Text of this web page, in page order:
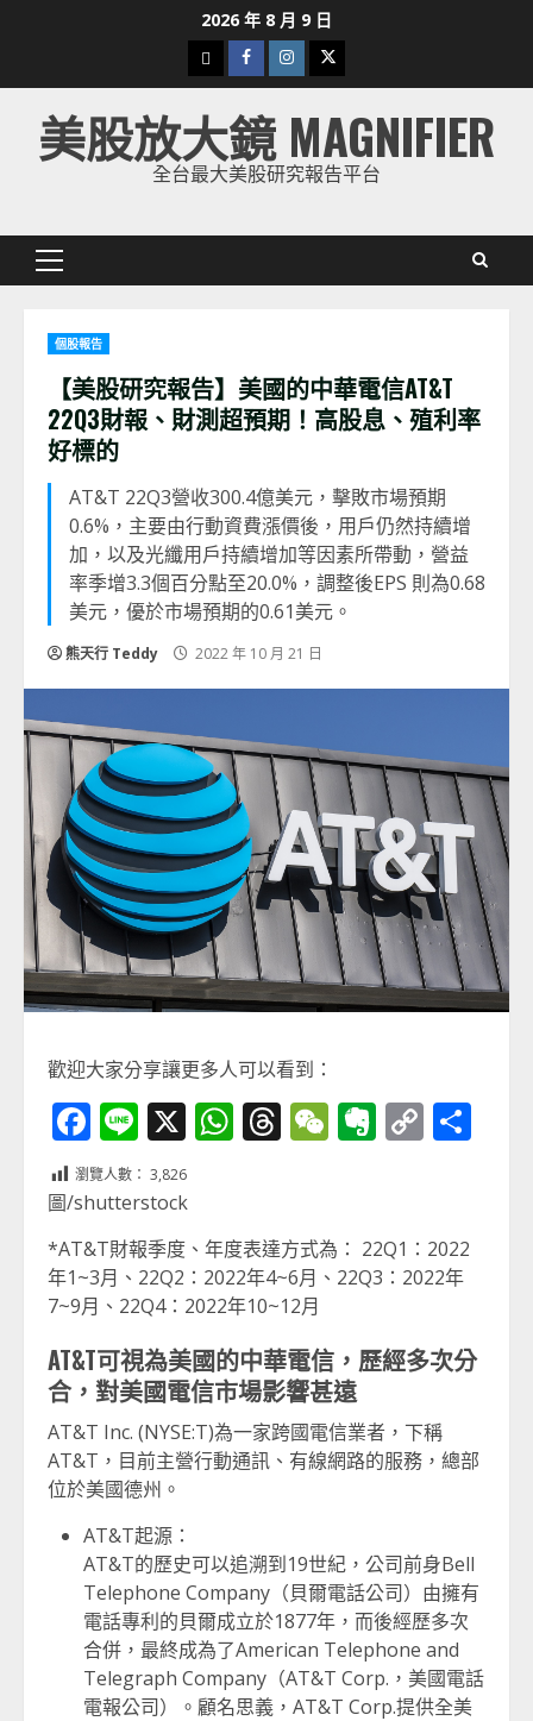
2026 年 8 月 9 日
下
載
美
股
Facebook
Instagram
Twitter
美股放大鏡 MAGNIFIER
全台最大美股研究報告平台
Primary
個股報告
【美股研究報告】美國的中華電信AT&T
22Q3財報、財測超預期！高股息、殖利率
好標的
AT&T 22Q3營收300.4億美元，擊敗市場預期
0.6%，主要由行動資費漲價後，用戶仍然持續增
加，以及光纖用戶持續增加等因素所帶動，營益
率季增3.3個百分點至20.0%，調整後EPS 則為0.68
美元，優於市場預期的0.61美元。
熊天行 Teddy 2022 年 10 月 21 日
歡迎大家分享讓更多人可以看到：
Facebook
Line
X WhatsApp
Threads
WeChat
Evernote
Copy
瀏覽人數： 3,826
圖/shutterstock
*AT&T財報季度、年度表達方式為： 22Q1：2022
年1~3月、22Q2：2022年4~6月、22Q3：2022年
7~9月、22Q4：2022年10~12月
AT&T可視為美國的中華電信，歷經多次分
合，對美國電信市場影響甚遠
AT&T Inc. (NYSE:T)為一家跨國電信業者，下稱
AT&T，目前主營行動通訊、有線網路的服務，總部
位於美國德州。
AT&T起源：
AT&T的歷史可以追溯到19世紀，公司前身Bell
Telephone Company（貝爾電話公司）由擁有
電話專利的貝爾成立於1877年，而後經歷多次
合併，最終成為了American Telephone and
Telegraph Company（AT&T Corp.，美國電話
電報公司）。顧名思義，AT&T Corp.提供全美